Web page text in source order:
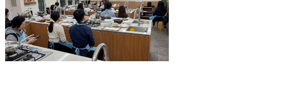
제 11회(2018.6) 기타큐슈시 요리 체험 및 관광 PR
2018년6월23일(토) 19:00 ~ 21:00
제 10회(2018.1) 미야기현 요리 체험 및 관광 PR
2018년 1월 27일(토) 19:00~21:00